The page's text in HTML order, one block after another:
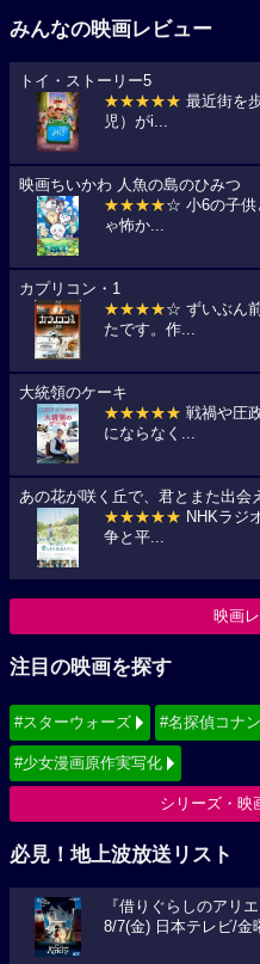
みんなの映画レビュー
トイ・ストーリー5
★★★★★ 最近街を
児）がi...
映画ちいかわ 人魚の島のひみつ
★★★★☆ 小6の子供
ゃ怖か...
カプリコン・1
★★★★☆ ずいぶん
たです。作...
大統領のケーキ
★★★★★ 戦禍や圧
にならなく...
あの花が咲く丘で、君とまた出会
★★★★★ NHKラジ
争と平...
映画
注目の映画を探す
#スターウォーズ #名探偵コナン
#少女漫画原作実写化
シリーズ・映
必見！地上波放送リスト
『借りぐらしのアリエ
8/7(金) 日本テレビ/金